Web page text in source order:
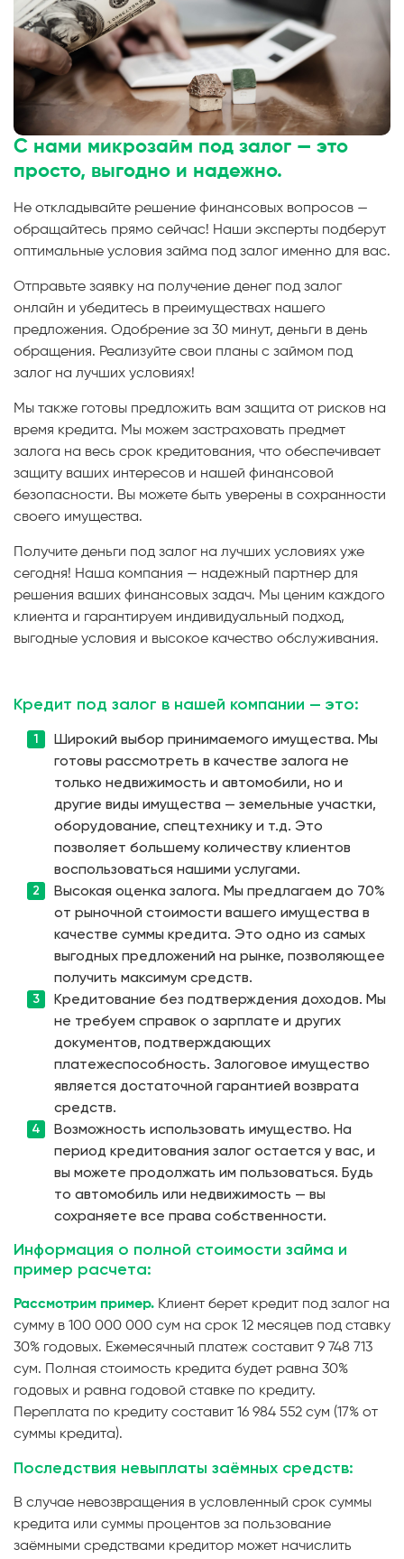
С нами микрозайм под залог — это
просто, выгодно и надежно.
Не откладывайте решение финансовых вопросов —
обращайтесь прямо сейчас! Наши эксперты подберут
оптимальные условия займа под залог именно для вас.
Отправьте заявку на получение денег под залог
онлайн и убедитесь в преимуществах нашего
предложения. Одобрение за 30 минут, деньги в день
обращения. Реализуйте свои планы с займом под
залог на лучших условиях!
Мы также готовы предложить вам защита от рисков на
время кредита. Мы можем застраховать предмет
залога на весь срок кредитования, что обеспечивает
защиту ваших интересов и нашей финансовой
безопасности. Вы можете быть уверены в сохранности
своего имущества.
Получите деньги под залог на лучших условиях уже
сегодня! Наша компания — надежный партнер для
решения ваших финансовых задач. Мы ценим каждого
клиента и гарантируем индивидуальный подход,
выгодные условия и высокое качество обслуживания.
Кредит под залог в нашей компании — это:
Широкий выбор принимаемого имущества. Мы
готовы рассмотреть в качестве залога не
только недвижимость и автомобили, но и
другие виды имущества — земельные участки,
оборудование, спецтехнику и т.д. Это
позволяет большему количеству клиентов
воспользоваться нашими услугами.
Высокая оценка залога. Мы предлагаем до 70%
от рыночной стоимости вашего имущества в
качестве суммы кредита. Это одно из самых
выгодных предложений на рынке, позволяющее
получить максимум средств.
Кредитование без подтверждения доходов. Мы
не требуем справок о зарплате и других
документов, подтверждающих
платежеспособность. Залоговое имущество
является достаточной гарантией возврата
средств.
Возможность использовать имущество. На
период кредитования залог остается у вас, и
вы можете продолжать им пользоваться. Будь
то автомобиль или недвижимость — вы
сохраняете все права собственности.
Информация о полной стоимости займа и
пример расчета:
Рассмотрим пример. Клиент берет кредит под залог на
сумму в 100 000 000 сум на срок 12 месяцев под ставку
30% годовых. Ежемесячный платеж составит 9 748 713
сум. Полная стоимость кредита будет равна 30%
годовых и равна годовой ставке по кредиту.
Переплата по кредиту составит 16 984 552 сум (17% от
суммы кредита).
Последствия невыплаты заёмных средств:
В случае невозвращения в условленный срок суммы
кредита или суммы процентов за пользование
заёмными средствами кредитор может начислить